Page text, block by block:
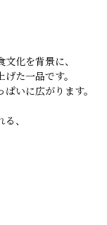
化を背景に、
た一品です。
いに広がります。
、